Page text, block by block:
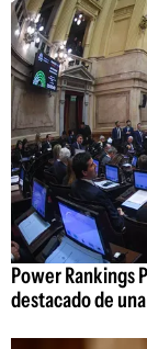
Power Rankings
destacado de